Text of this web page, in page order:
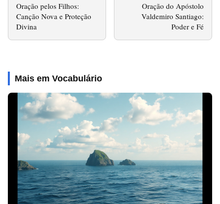
Oração pelos Filhos:
Canção Nova e Proteção
Divina
Oração do Apóstolo
Valdemiro Santiago:
Poder e Fé
Mais em Vocabulário